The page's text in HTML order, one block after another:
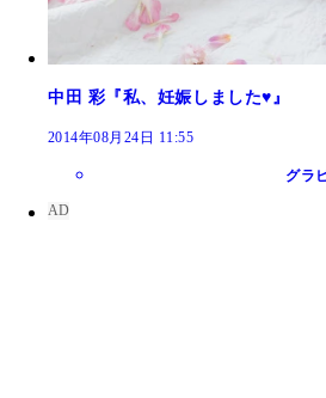
中田 彩『私、妊娠しました♥』
2014年08月24日 11:55
グラ